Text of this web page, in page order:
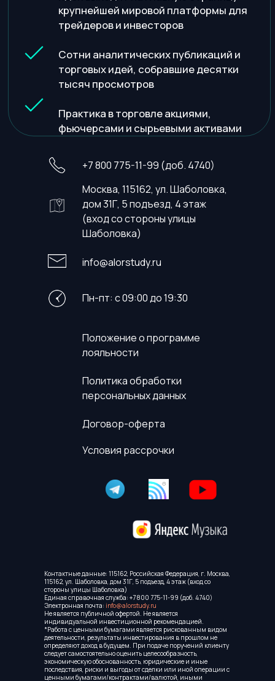
+7 800 775-11-99 (доб. 4740)
Москва, 115162, ул. Шаболовка,
дом 31Г, 5 подъезд, 4 этаж
(вход со стороны улицы
Шаболовка)
info@alorstudy.ru
Пн-пт: с 09:00 до 19:30
Договор-оферта
Положение о программе
лояльности
Политика обработки
персональных данных
Условия рассрочки
Контактные данные: 115162, Российская Федерация, г. Москва,
115162, ул. Шаболовка, дом 31Г, 5 подъезд, 4 этаж (вход со
стороны улицы Шаболовка)
Единая справочная служба: +7 800 775-11-99 (доб. 4740)
Электронная почта: info@alorstudy.ru
Не является публичной офертой. Не является
индивидуальной инвестиционной рекомендацией.
*Работа с ценными бумагами является рискованным видом
деятельности, результаты инвестирования в прошлом не
определяют доход в будущем. При подаче поручений клиенту
следует самостоятельно оценить целесообразность,
экономическую обоснованность, юридические и иные
последствия, риски и выгоды от сделки или иной операции с
ценными бумагами/контрактами/валютой, иными